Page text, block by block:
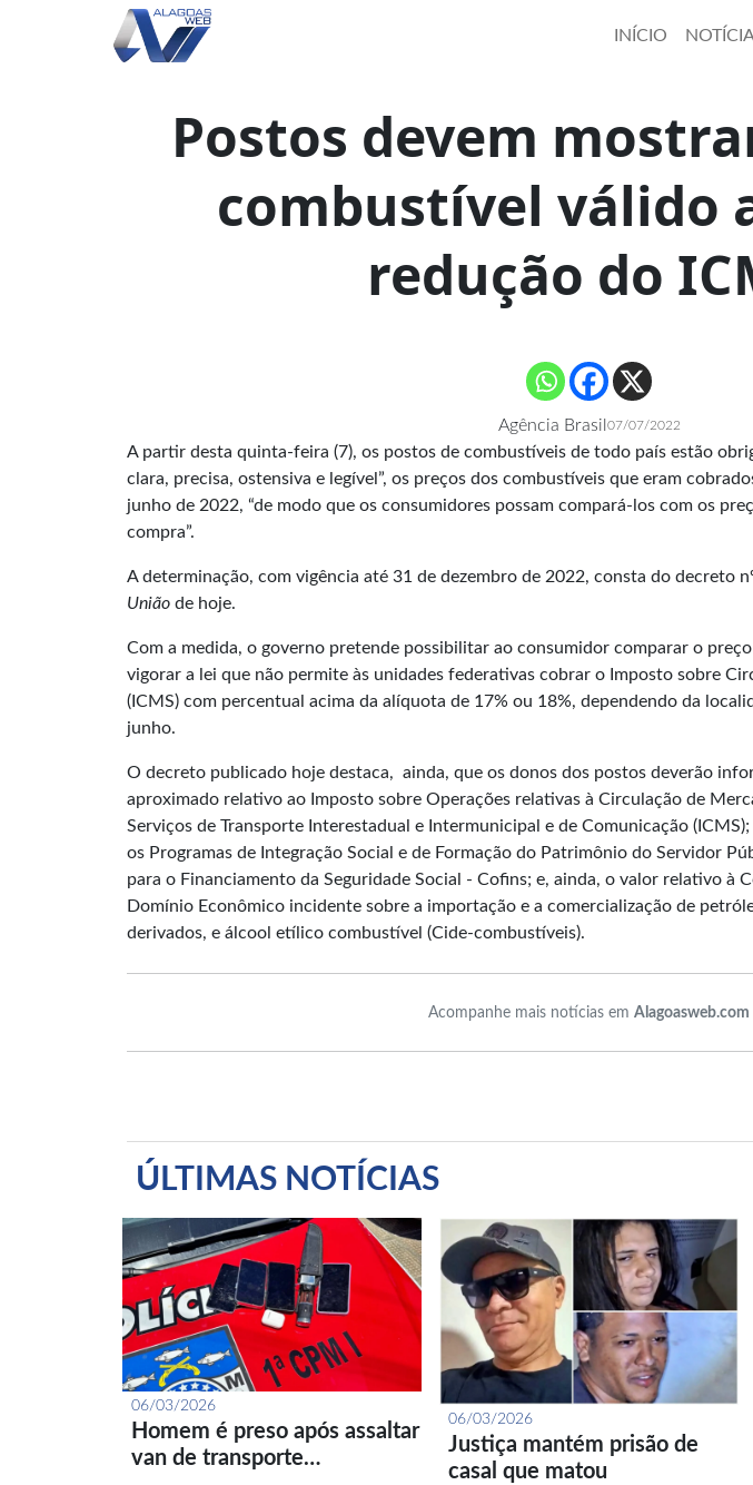
INÍCIO
Postos devem
combustível válido
redução do
Agência Brasil 07/07/2022
A partir desta quinta-feira (7), os postos de combustíveis de todo país estão
clara, precisa, ostensiva e legível”, os preços dos combustíveis que eram
junho de 2022, “de modo que os consumidores possam compará-los com os
compra”.
A determinação, com vigência até 31 de dezembro de 2022, consta do decreto
União de hoje.
Com a medida, o governo pretende possibilitar ao consumidor comparar o
vigorar a lei que não permite às unidades federativas cobrar o Imposto sobre
(ICMS) com percentual acima da alíquota de 17% ou 18%, dependendo da
junho.
O decreto publicado hoje destaca, ainda, que os donos dos postos deverão
aproximado relativo ao Imposto sobre Operações relativas à Circulação de
Serviços de Transporte Interestadual e Intermunicipal e de Comunicação
os Programas de Integração Social e de Formação do Patrimônio do Servidor
para o Financiamento da Seguridade Social - Cofins; e, ainda, o valor relativo à
Domínio Econômico incidente sobre a importação e a comercialização de
derivados, e álcool etílico combustível (Cide-combustíveis).
Acompanhe mais notícias em Alagoasweb.com
ÚLTIMAS NOTÍCIAS
06/03/2026
Homem é preso após assaltar
van de transporte…
06/03/2026
Justiça mantém prisão de
casal que matou